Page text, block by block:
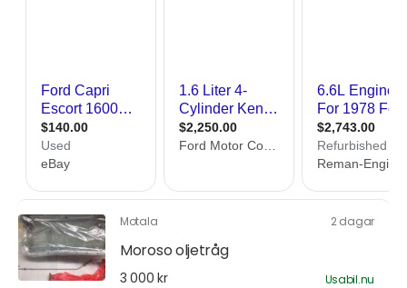
Motala 2 dagar
Moroso oljetråg
3 000 kr Usabil.nu